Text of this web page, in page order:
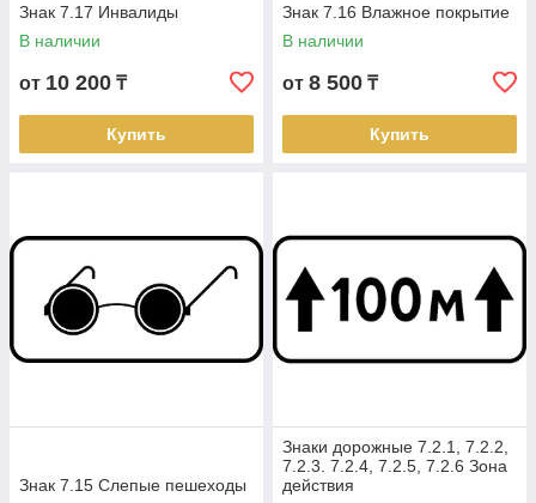
Знак 7.17 Инвалиды
В наличии
от 10 200 ₸
Купить
Знак 7.16 Влажное покрытие
В наличии
от 8 500 ₸
Купить
Знак 7.15 Слепые пешеходы
Знаки дорожные 7.2.1, 7.2.2,
7.2.3. 7.2.4, 7.2.5, 7.2.6 Зона
действия